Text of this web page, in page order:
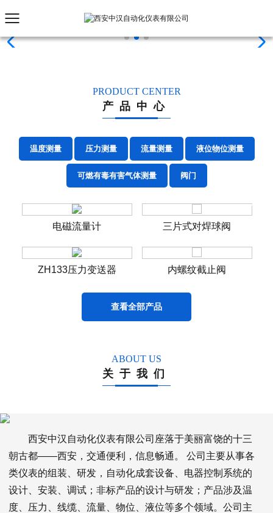
PRODUCT CENTER
产品中心
温度测量 压力测量 流量测量 液位物位测量
可燃有毒有害气体测量 阀门
电磁流量计
ZH133压力变送器
三片式对焊球阀
内螺纹截止阀
查看全部产品
ABOUT US
关于我们
西安中汉自动化仪表有限公司座落于美丽富饶的十三
朝古都——西安，交通便利，信息畅通。 公司主要从事各
类仪表的组装、研发，自动化成套设备、电器控制系统的
设计、安装、调试；非标产品的设计与研发；产品涉及温
度、压力、线缆、流量、物位、液位等多个领域。公司主